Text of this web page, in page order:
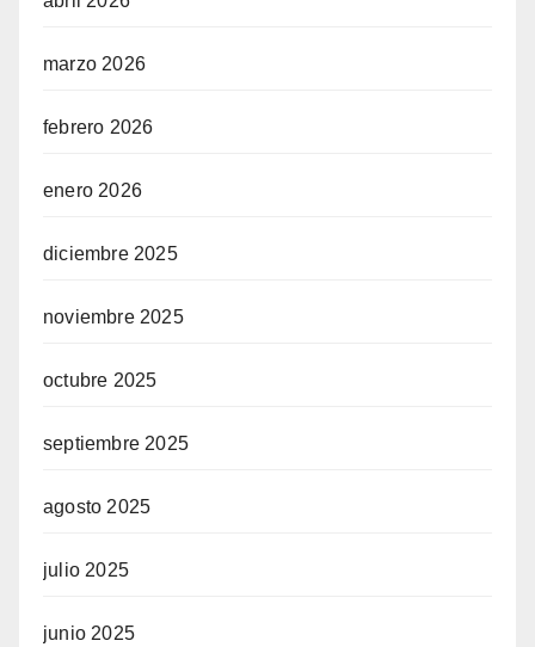
marzo 2026
febrero 2026
enero 2026
diciembre 2025
noviembre 2025
octubre 2025
septiembre 2025
agosto 2025
julio 2025
junio 2025